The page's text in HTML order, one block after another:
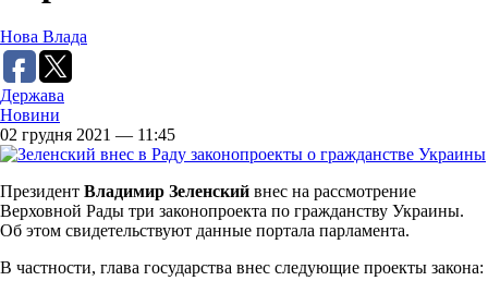
Нова Влада
Держава
Новини
02 грудня 2021 — 11:45
Президент Владимир Зеленский внес на рассмотрение
Верховной Рады три законопроекта по гражданству Украины.
Об этом свидетельствуют данные портала парламента.
В частности, глава государства внес следующие проекты закона: